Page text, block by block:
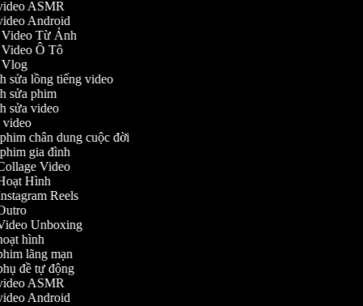
ASMR
Android
Video Từ Ảnh
Video Ô Tô
Vlog
sửa lồng tiếng video
sửa phim
sửa video
video
phim chân dung cuộc đời
gia đình
Video
Hình
Reels
Unboxing
hình
lãng mạn
đề tự động
ASMR
Android